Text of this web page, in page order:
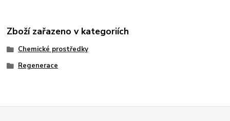
Zboží zařazeno v kategoriích
Chemické prostředky
Regenerace